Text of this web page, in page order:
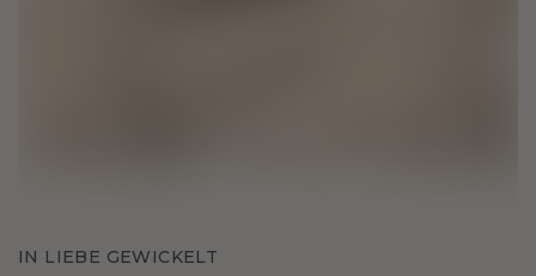
IN LIEBE GEWICKELT